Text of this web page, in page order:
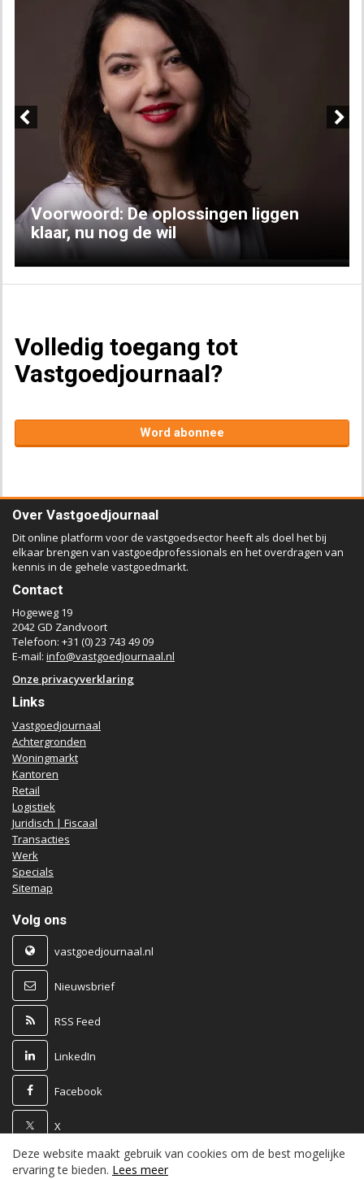
Voorwoord: De oplossingen liggen
klaar, nu nog de wil
Volledig toegang tot
Vastgoedjournaal?
Word abonnee
Over Vastgoedjournaal
Dit online platform voor de vastgoedsector heeft als doel het bij
elkaar brengen van vastgoedprofessionals en het overdragen van
kennis in de gehele vastgoedmarkt.
Contact
Hogeweg 19
2042 GD Zandvoort
Telefoon: +31 (0) 23 743 49 09
E-mail: info@vastgoedjournaal.nl
Onze privacyverklaring
Links
Vastgoedjournaal
Achtergronden
Woningmarkt
Kantoren
Retail
Logistiek
Juridisch | Fiscaal
Transacties
Werk
Specials
Sitemap
Volg ons
vastgoedjournaal.nl
Nieuwsbrief
RSS Feed
LinkedIn
Facebook
X
Powered by
Deze website maakt gebruik van cookies om de best mogelijke
ervaring te bieden. Lees meer